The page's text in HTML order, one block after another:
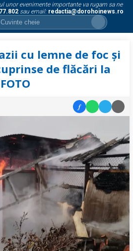
unor evenimente importante va rugam sa ne
sau email: redactia@dorohoinews.ro
cu lemne de foc și
de flăcări la
f